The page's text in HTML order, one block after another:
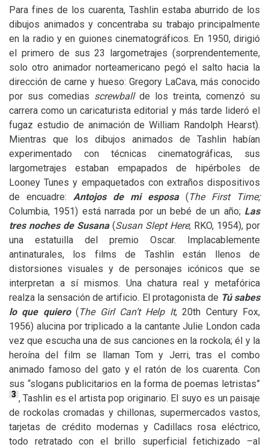
Para fines de los cuarenta, Tashlin estaba aburrido de los
dibujos animados y concentraba su trabajo principalmente
en la radio y en guiones cinematográficos. En 1950, dirigió
el primero de sus 23 largometrajes (sorprendentemente,
solo otro animador norteamericano pegó el salto hacia la
dirección de carne y hueso: Gregory LaCava, más conocido
por sus comedias screwballde los treinta, comenzó su
carrera como un caricaturista editorial y más tarde lideró el
fugaz estudio de animación de William Randolph Hearst).
Mientras que los dibujos animados de Tashlin habían
experimentado con técnicas cinematográficas, sus
largometrajes estaban empapados de hipérboles de
Looney Tunes y empaquetados con extraños dispositivos
de encuadre: Antojos de mi esposa(The First Time;
Columbia, 1951) está narrada por un bebé de un año; Las
tres noches de Susana(Susan Slept Here; RKO, 1954), por
una estatuilla del premio Oscar. Implacablemente
antinaturales, los films de Tashlin están llenos de
distorsiones visuales y de personajes icónicos que se
interpretan a sí mismos. Una chatura real y metafórica
realza la sensación de artificio. El protagonista de Tú sabes
lo que quiero(The Girl Can’t Help It, 20th Century Fox,
1956) alucina por triplicado a la cantante Julie London cada
vez que escucha una de sus canciones en la rockola; él y la
heroína del film se llaman Tom y Jerri, tras el combo
animado famoso del gato y el ratón de los cuarenta. Con
sus “slogans publicitarios en la forma de poemas letristas”
3 , Tashlin es el artista pop originario. El suyo es un paisaje
de rockolas cromadas y chillonas, supermercados vastos,
tarjetas de crédito modernas y Cadillacs rosa eléctrico,
todo retratado con el brillo superficial fetichizado –al